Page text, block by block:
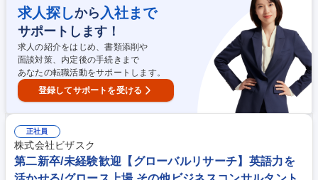
との契約条件を踏まえた、造船所・下請企業・サプライヤー等との建造請
負契約、機器購買契約、その他各種業務委託契約のレビュー、交渉サポー
ト ■トラブル・紛争の対応サポート（訴訟、仲裁、それらの前のレターの
やり取り等） 募集職種 ※第二新卒歓迎【法務/国際法務】グローバル案件
多数/年休125日/在宅可/英語◎
求人探しから 入社まで
サポートします！
求人の紹介をはじめ、書類添削や
面談対策、内定後の手続きまで
あなたの転職活動をサポートします。
登録してサポートを受ける
正社員
株式会社ビザスク
第二新卒/未経験歓迎【グローバルリサーチ】英語力を